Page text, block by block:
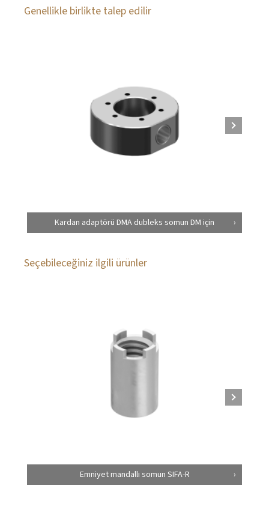
Genellikle birlikte talep edilir
Kardan adaptörü DMA dubleks somun DM için
Seçebileceğiniz ilgili ürünler
Emniyet mandallı somun SIFA-R